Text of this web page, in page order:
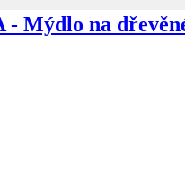
- Mýdlo na